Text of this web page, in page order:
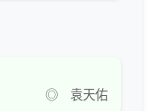
◎ 袁天佑